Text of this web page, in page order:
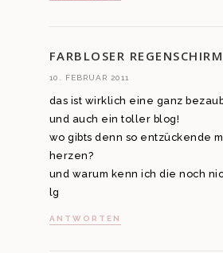
FARBLOSER REGENSCHIRM
10. FEBRUAR 2011
das ist wirklich eine ganz
und auch ein toller blog!
wo gibts denn so entzückende
herzen?
und warum kenn ich die noch
lg
ANTWORTEN